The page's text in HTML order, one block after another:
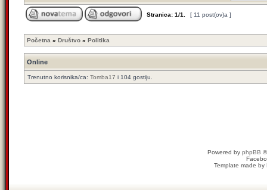
Stranica: 1/1 [ 11 post(ov)a ]
Početna » Društvo » Politika
Online
Trenutno korisnika/ca: Tomba17 i 104 gostiju.
Powered by phpBB
Template made by